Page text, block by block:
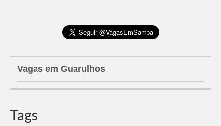
Vagas em Guarulhos
Tags